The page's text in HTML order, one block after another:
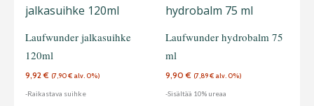
Laufwunder jalkasuihke
120ml
9,92€ (7,90€ alv. 0%)
-Raikastava suihke
Laufwunder hydrobalm 75
ml
9,90€ (7,89€ alv. 0%)
-Sisältää 10% ureaa